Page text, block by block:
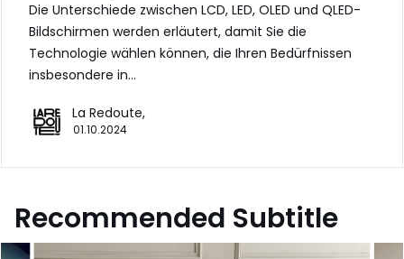
Die Unterschiede zwischen LCD, LED, OLED und QLED-
Bildschirmen werden erläutert, damit Sie die
Technologie wählen können, die Ihren Bedürfnissen
insbesondere in…
La Redoute,
01.10.2024
Recommended Subtitle